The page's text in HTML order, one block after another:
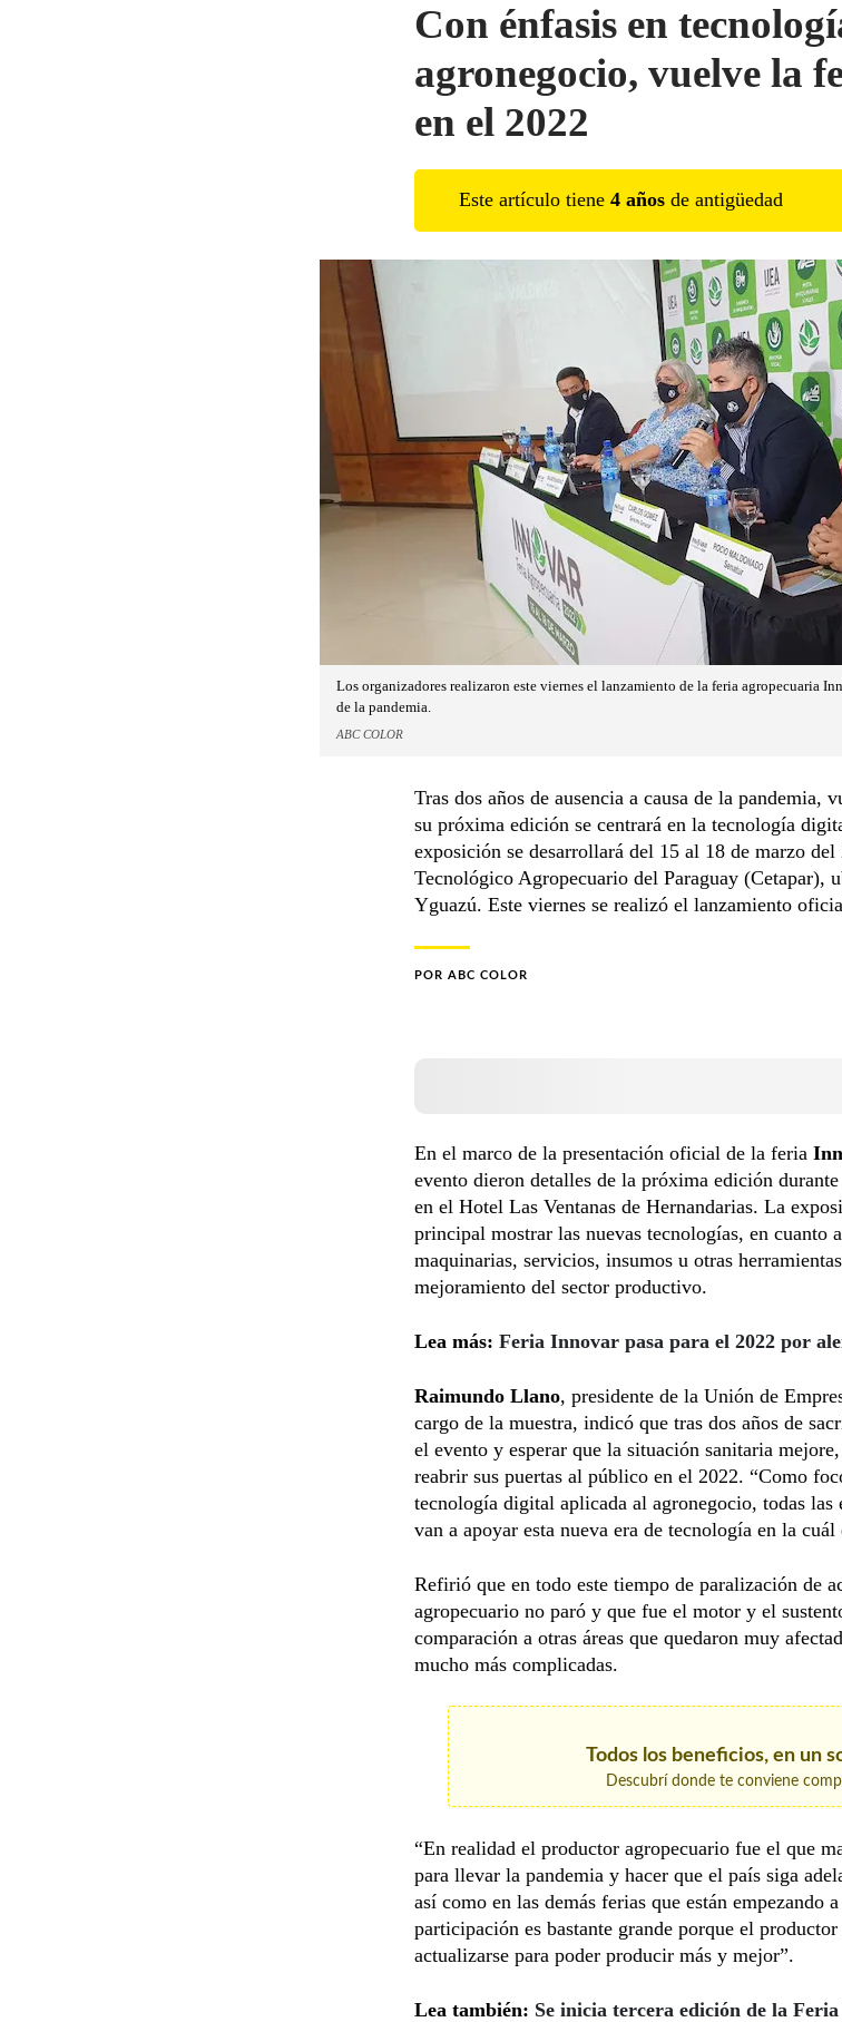
Con énfasis en
agronegocio, vuelve la
en el 2022
Este artículo tiene 4 años de antigüedad
Los organizadores realizaron este viernes el lanzamiento de la feria agropecuaria
de la pandemia.
ABC COLOR
Tras dos años de ausencia a causa de la pandemia,
su próxima edición se centrará en la tecnología
exposición se desarrollará del 15 al 18 de marzo
Tecnológico Agropecuario del Paraguay (Cetapar),
Yguazú. Este viernes se realizó el lanzamiento
POR ABC COLOR
En el marco de la presentación oficial de la feria
evento dieron detalles de la próxima edición
en el Hotel Las Ventanas de Hernandarias. La
principal mostrar las nuevas tecnologías, en cuanto
maquinarias, servicios, insumos u otras
mejoramiento del sector productivo.
Lea más: Feria Innovar pasa para el 2022 por
Raimundo Llano, presidente de la Unión de
cargo de la muestra, indicó que tras dos años de
el evento y esperar que la situación sanitaria
reabrir sus puertas al público en el 2022. “Como
tecnología digital aplicada al agronegocio, todas las
van a apoyar esta nueva era de tecnología en la
Refirió que en todo este tiempo de paralización de
agropecuario no paró y que fue el motor y el
comparación a otras áreas que quedaron muy
mucho más complicadas.
Todos los beneficios, en un
Descubrí donde te conviene
“En realidad el productor agropecuario fue el que
para llevar la pandemia y hacer que el país siga
así como en las demás ferias que están empezando
participación es bastante grande porque el
actualizarse para poder producir más y mejor”.
Lea también: Se inicia tercera edición de la